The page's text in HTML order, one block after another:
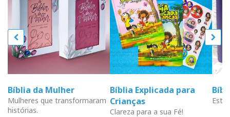
Bíblia da Mulher
Mulheres que transformaram
histórias.
Bíblia Explicada para
Crianças
Clareza para a sua Fé!